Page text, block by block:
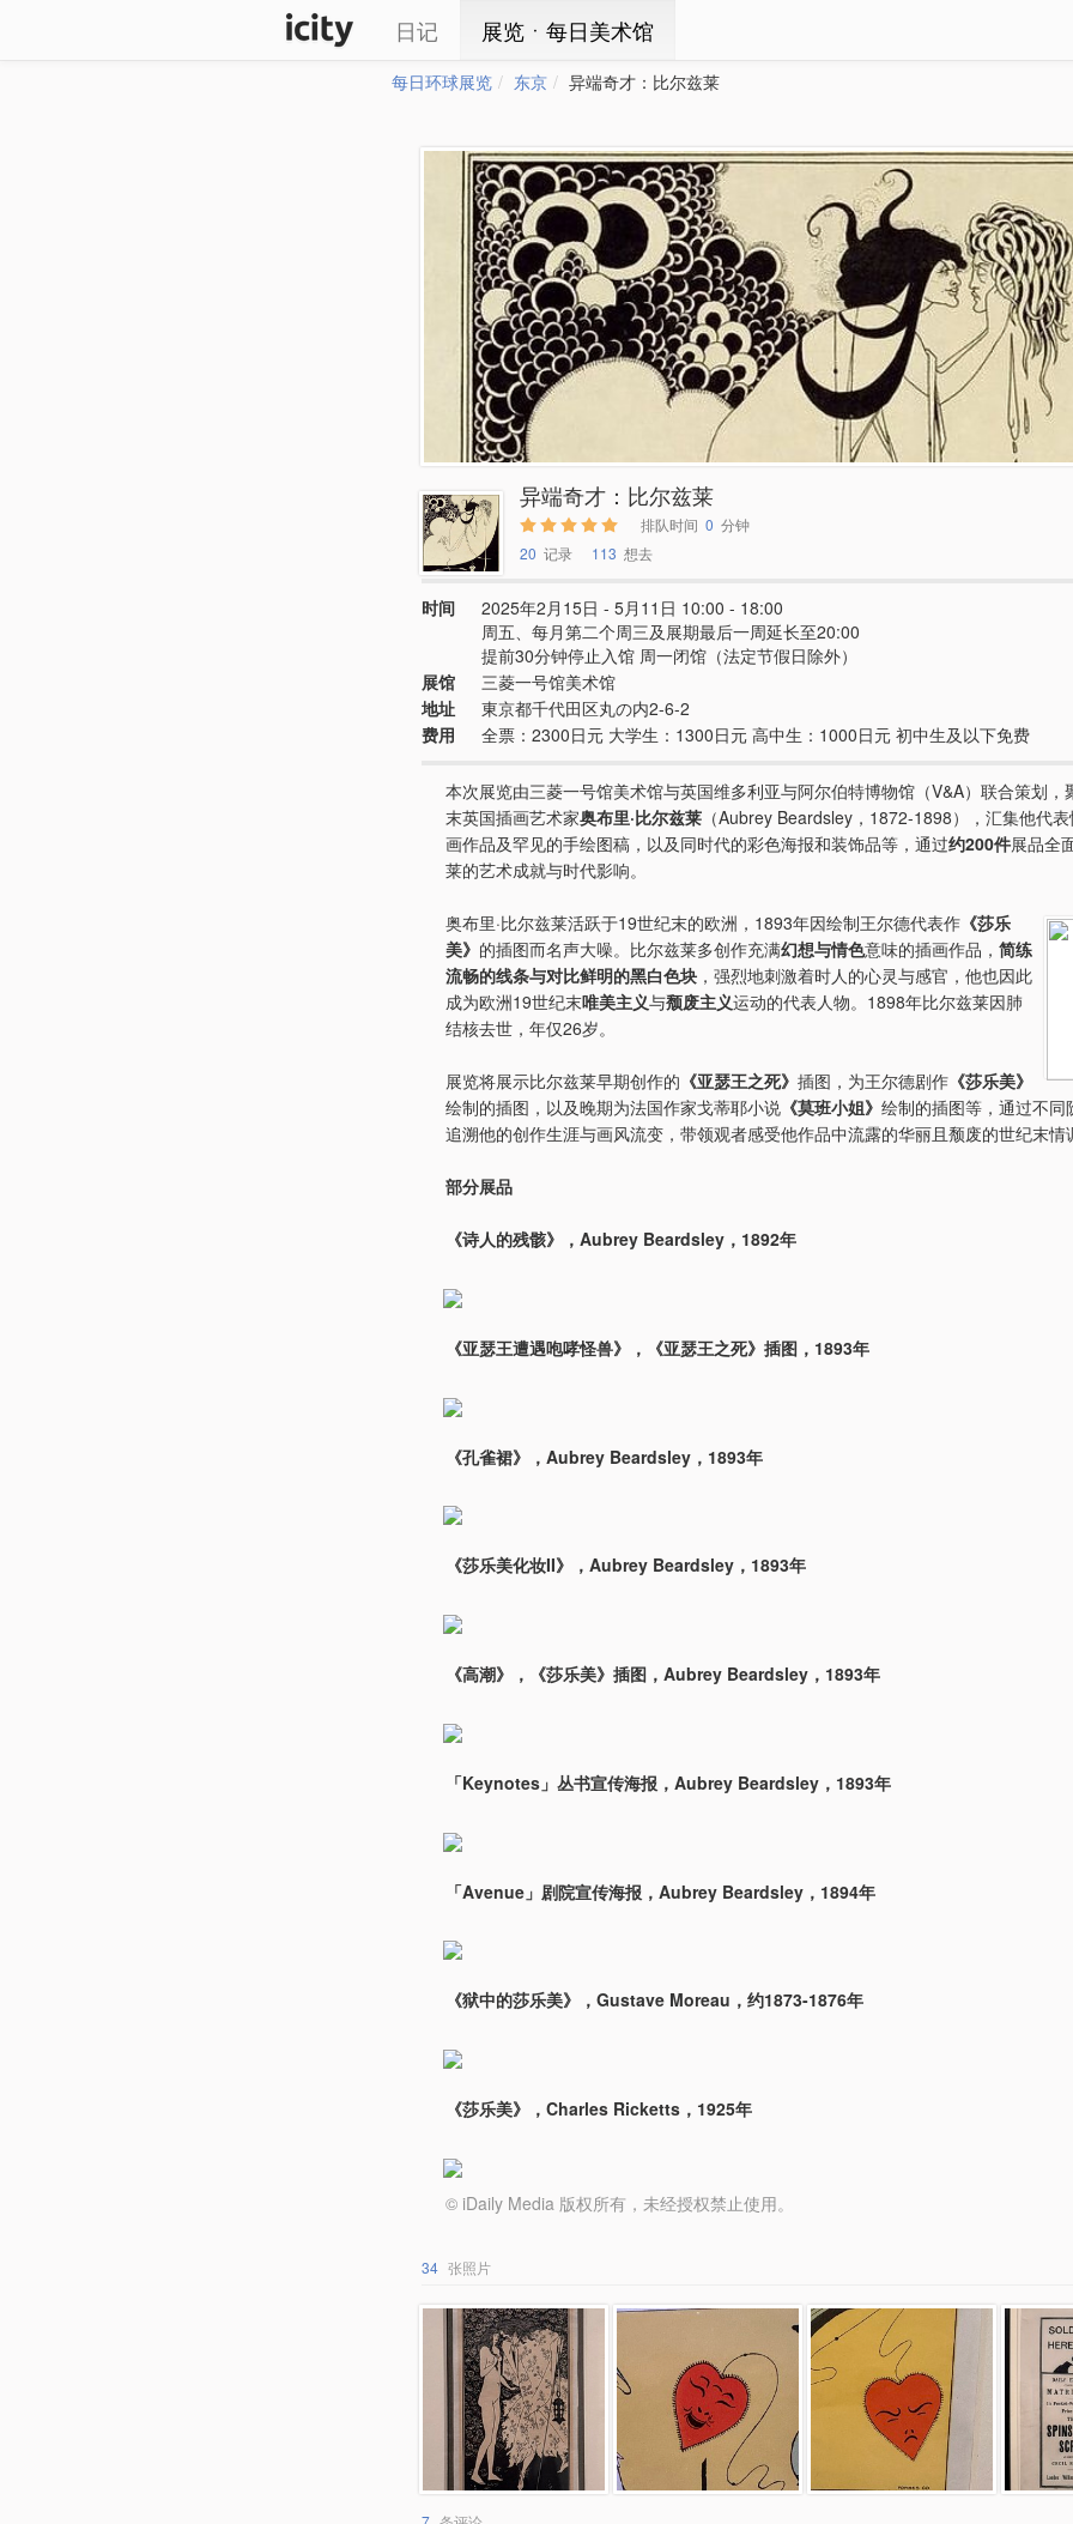
日记 展览ㆍ每日美术馆
每日环球展览 东京 异端奇才：比尔兹莱
异端奇才：比尔兹莱
排队时间 0 分钟
20 记录 113 想去
时间
2025年2月15日 - 5月11日 10:00 - 18:00
周五、每月第二个周三及展期最后一周延长至20:00
提前30分钟停止入馆 周一闭馆（法定节假日除外）
展馆
三菱一号馆美术馆
地址
東京都千代田区丸の内2-6-2
费用
全票：2300日元 大学生：1300日元 高中生：1000日元 初中生及以下免费
本次展览由三菱一号馆美术馆与英国维多利亚与阿尔伯特博物馆（V&A）联合策划，
末英国插画艺术家奥布里·比尔兹莱 （Aubrey Beardsley，1872-1898），汇集他代
画作品及罕见的手绘图稿，以及同时代的彩色海报和装饰品等，通过约200件展品全
莱的艺术成就与时代影响。
奥布里·比尔兹莱活跃于19世纪末的欧洲，1893年因绘制王尔德代表作 《莎乐
美》 的插图而名声大噪。比尔兹莱多创作充满幻想与情色意味的插画作品， 简练
流畅的线条与对比鲜明的黑白色块 ，强烈地刺激着时人的心灵与感官，他也因此
成为欧洲19世纪末唯美主义与颓废主义运动的代表人物。1898年比尔兹莱因肺
结核去世，年仅26岁。
展览将展示比尔兹莱早期创作的 《亚瑟王之死》 插图，为王尔德剧作 《莎乐美》
绘制的插图，以及晚期为法国作家戈蒂耶小说 《莫班小姐》 绘制的插图等，通过不同
追溯他的创作生涯与画风流变，带领观者感受他作品中流露的华丽且颓废的世纪末情
部分展品
《诗人的残骸》，Aubrey Beardsley，1892年
《亚瑟王遭遇咆哮怪兽》，《亚瑟王之死》插图，1893年
《孔雀裙》，Aubrey Beardsley，1893年
《莎乐美化妆II》，Aubrey Beardsley，1893年
《高潮》，《莎乐美》插图，Aubrey Beardsley，1893年
「Keynotes」丛书宣传海报，Aubrey Beardsley，1893年
「Avenue」剧院宣传海报，Aubrey Beardsley，1894年
《狱中的莎乐美》，Gustave Moreau，约1873-1876年
《莎乐美》，Charles Ricketts，1925年
© iDaily Media 版权所有，未经授权禁止使用。
34 张照片